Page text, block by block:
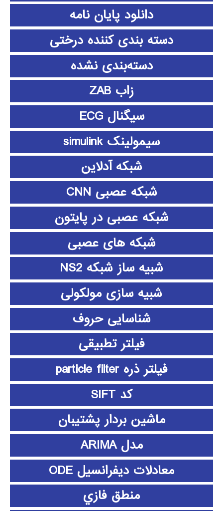
دانلود پايان نامه
دسته بندی کننده درختی
دسته‌بندی نشده
زاب ZAB
سیگنال ECG
سیمولینک simulink
شبکه آدلاین
شبکه عصبی CNN
شبکه عصبی در پایتون
شبکه های عصبی
شبیه ساز شبکه NS2
شبیه سازی مولکولی
شناسایی حروف
فیلتر تطبیقی
فیلتر ذره particle filter
کد SIFT
ماشین بردار پشتیبان
مدل ARIMA
معادلات دیفرانسیل ODE
منطق فازي